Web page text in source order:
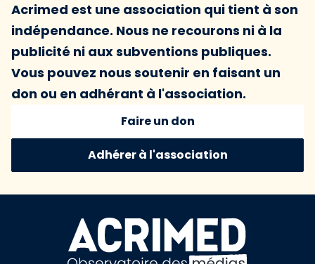
Acrimed est une association qui tient à son
indépendance. Nous ne recourons ni à la
publicité ni aux subventions publiques.
Vous pouvez nous soutenir en faisant un
don ou en adhérant à l'association.
Faire un don
Adhérer à l'association